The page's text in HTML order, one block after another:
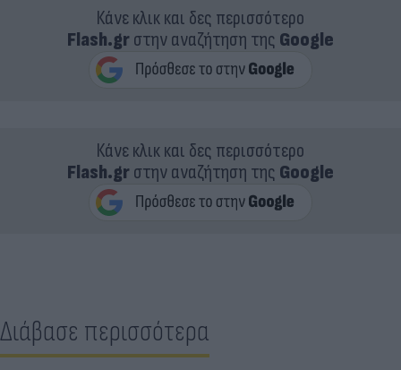
Κάνε κλικ και δες περισσότερο
Flash.grστην αναζήτηση της Google
Κάνε κλικ και δες περισσότερο
Flash.grστην αναζήτηση της Google
Διάβασε περισσότερα